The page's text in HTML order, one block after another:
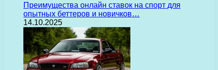
Преимущества онлайн ставок на спорт для
опытных беттеров и новичков…
14.10.2025